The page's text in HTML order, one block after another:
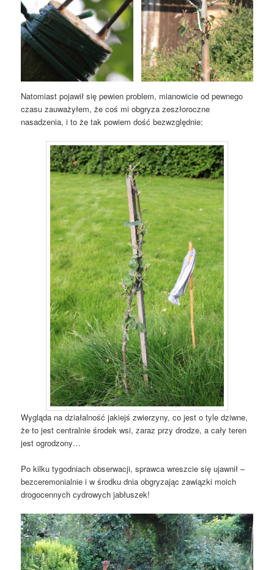
Natomiast pojawił się pewien problem, mianowicie od pewnego
czasu zauważyłem, że coś mi obgryza zeszłoroczne
nasadzenia, i to że tak powiem dość bezwzględnie:
Wygląda na działalność jakiejś zwierzyny, co jest o tyle dziwne,
że to jest centralnie środek wsi, zaraz przy drodze, a cały teren
jest ogrodzony…
Po kilku tygodniach obserwacji, sprawca wreszcie się ujawnił –
bezceremonialnie i w środku dnia obgryzając zawiązki moich
drogocennych cydrowych jabłuszek!